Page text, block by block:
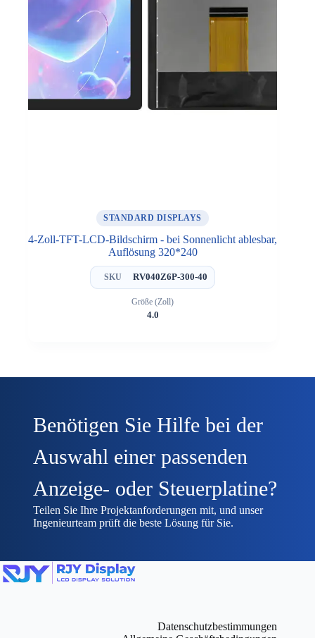
STANDARD DISPLAYS
4-Zoll-TFT-LCD-Bildschirm - bei Sonnenlicht ablesbar,
Auflösung 320*240
SKU RV040Z6P-300-40
Größe (Zoll)
4.0
Benötigen Sie Hilfe bei der
Auswahl einer passenden
Anzeige- oder Steuerplatine?
Teilen Sie Ihre Projektanforderungen mit, und unser
Ingenieurteam prüft die beste Lösung für Sie.
Datenschutzbestimmungen